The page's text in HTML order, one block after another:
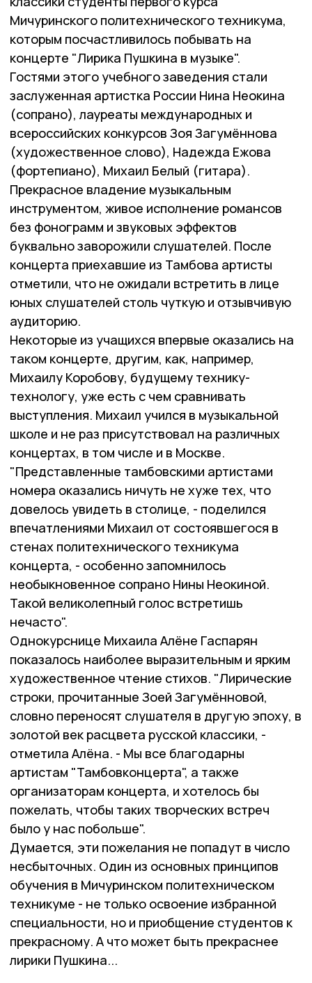
Мичуринского политехнического техникума,
которым посчастливилось побывать на
концерте "Лирика Пушкина в музыке".
Гостями этого учебного заведения стали
заслуженная артистка России Нина Неокина
(сопрано), лауреаты международных и
всероссийских конкурсов Зоя Загумённова
(художественное слово), Надежда Ежова
(фортепиано), Михаил Белый (гитара).
Прекрасное владение музыкальным
инструментом, живое исполнение романсов
без фонограмм и звуковых эффектов
буквально заворожили слушателей. После
концерта приехавшие из Тамбова артисты
отметили, что не ожидали встретить в лице
юных слушателей столь чуткую и отзывчивую
аудиторию.
Некоторые из учащихся впервые оказались на
таком концерте, другим, как, например,
Михаилу Коробову, будущему технику-
технологу, уже есть с чем сравнивать
выступления. Михаил учился в музыкальной
школе и не раз присутствовал на различных
концертах, в том числе и в Москве.
"Представленные тамбовскими артистами
номера оказались ничуть не хуже тех, что
довелось увидеть в столице, - поделился
впечатлениями Михаил от состоявшегося в
стенах политехнического техникума
концерта, - особенно запомнилось
необыкновенное сопрано Нины Неокиной.
Такой великолепный голос встретишь
нечасто".
Однокурснице Михаила Алёне Гаспарян
показалось наиболее выразительным и ярким
художественное чтение стихов. "Лирические
строки, прочитанные Зоей Загумённовой,
словно переносят слушателя в другую эпоху, в
золотой век расцвета русской классики, -
отметила Алёна. - Мы все благодарны
артистам "Тамбовконцерта", а также
организаторам концерта, и хотелось бы
пожелать, чтобы таких творческих встреч
было у нас побольше".
Думается, эти пожелания не попадут в число
несбыточных. Один из основных принципов
обучения в Мичуринском политехническом
техникуме - не только освоение избранной
специальности, но и приобщение студентов к
прекрасному. А что может быть прекраснее
лирики Пушкина...